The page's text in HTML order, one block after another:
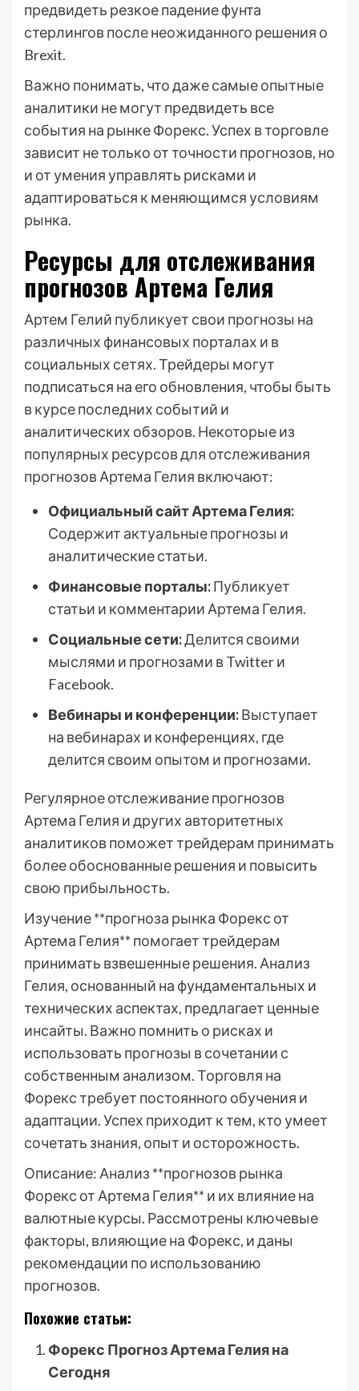
предвидеть резкое падение фунта
стерлингов после неожиданного решения о
Brexit.
Важно понимать, что даже самые опытные
аналитики не могут предвидеть все
события на рынке Форекс. Успех в торговле
зависит не только от точности прогнозов, но
и от умения управлять рисками и
адаптироваться к меняющимся условиям
рынка.
Ресурсы для отслеживания
прогнозов Артема Гелия
Артем Гелий публикует свои прогнозы на
различных финансовых порталах и в
социальных сетях. Трейдеры могут
подписаться на его обновления, чтобы быть
в курсе последних событий и
аналитических обзоров. Некоторые из
популярных ресурсов для отслеживания
прогнозов Артема Гелия включают:
Официальный сайт Артема Гелия:
Содержит актуальные прогнозы и
аналитические статьи.
Финансовые порталы:Публикует
статьи и комментарии Артема Гелия.
Социальные сети:Делится своими
мыслями и прогнозами в Twitter и
Facebook.
Вебинары и конференции:Выступает
на вебинарах и конференциях, где
делится своим опытом и прогнозами.
Регулярное отслеживание прогнозов
Артема Гелия и других авторитетных
аналитиков поможет трейдерам принимать
более обоснованные решения и повысить
свою прибыльность.
Изучение **прогноза рынка Форекс от
Артема Гелия** помогает трейдерам
принимать взвешенные решения. Анализ
Гелия, основанный на фундаментальных и
технических аспектах, предлагает ценные
инсайты. Важно помнить о рисках и
использовать прогнозы в сочетании с
собственным анализом. Торговля на
Форекс требует постоянного обучения и
адаптации. Успех приходит к тем, кто умеет
сочетать знания, опыт и осторожность.
Описание: Анализ **прогнозов рынка
Форекс от Артема Гелия** и их влияние на
валютные курсы. Рассмотрены ключевые
факторы, влияющие на Форекс, и даны
рекомендации по использованию
прогнозов.
Похожие статьи:
Форекс Прогноз Артема Гелия на
Сегодня